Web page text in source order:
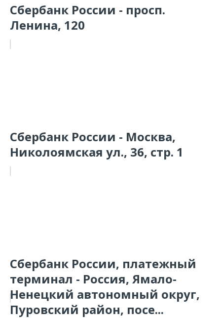
Сбербанк России - просп.
Ленина, 120
Сбербанк России - Москва,
Николоямская ул., 36, стр. 1
Сбербанк России, платежный
терминал - Россия, Ямало-
Ненецкий автономный округ,
Пуровский район, посе...